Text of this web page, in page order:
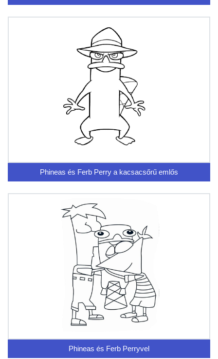
Phineas és Ferb Perry a kacsacsőrű emlős
Phineas és Ferb Perryvel